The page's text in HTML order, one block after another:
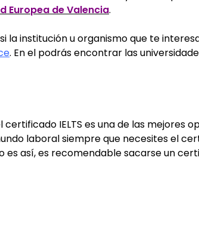
Europea de Valencia.
la institución u organismo que te
. En el podrás encontrar las
certificado IELTS es una de las mejores
laboral siempre que necesites el
es así, es recomendable sacarse un